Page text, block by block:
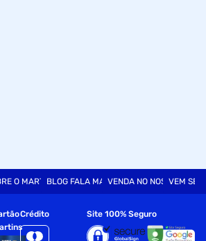
O MARTINSBLOG FALA MARTVENDA NO NOSSO SITE
VEM SER
Crédito Site 100% Seguro